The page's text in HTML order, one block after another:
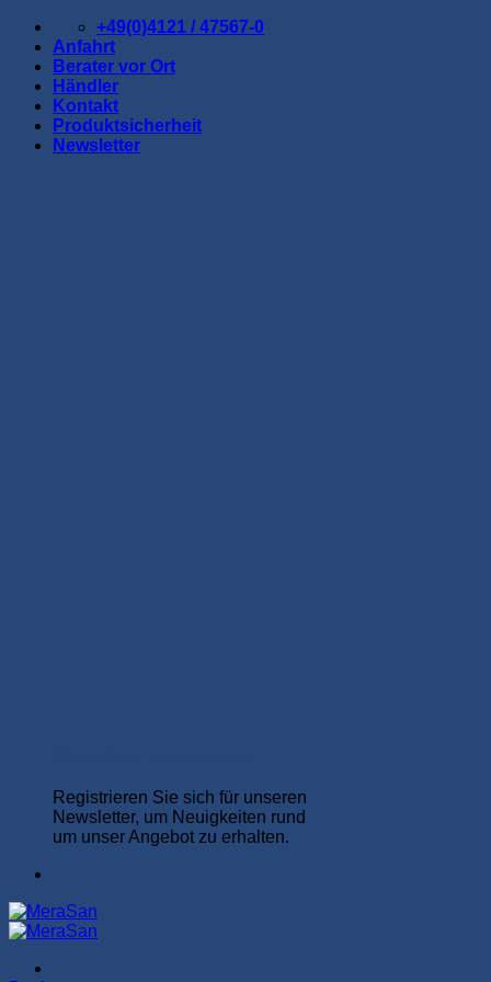
Zum
Inhalt
springen
+49(0)4121 / 47567-0
Anfahrt
Berater vor Ort
Händler
Kontakt
Produktsicherheit
Newsletter
Registrieren Sie sich für unseren
Newsletter, um Neuigkeiten rund
um unser Angebot zu erhalten.